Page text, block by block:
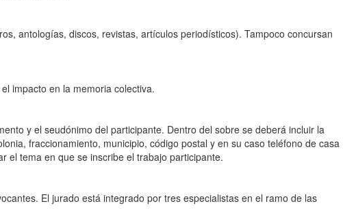
antologías, discos, revistas, artículos periodísticos). Tampoco concursan
impacto en la memoria colectiva.
y el seudónimo del participante. Dentro del sobre se deberá incluir la
fraccionamiento, municipio, código postal y en su caso teléfono de casa
el tema en que se inscribe el trabajo participante.
El jurado está integrado por tres especialistas en el ramo de las